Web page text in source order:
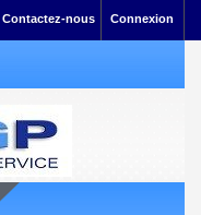
Connexion
Contactez-nous